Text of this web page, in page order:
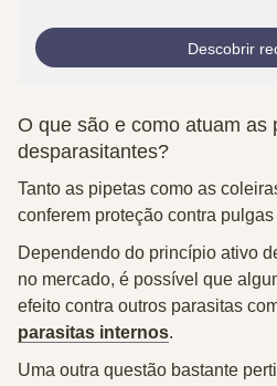
Descobrir
O que são e como atuam as
desparasitantes?
Tanto as pipetas como as
conferem proteção contra
Dependendo do princípio ativo
no mercado, é possível que
efeito contra outros parasitas
parasitas internos.
Uma outra questão bastante